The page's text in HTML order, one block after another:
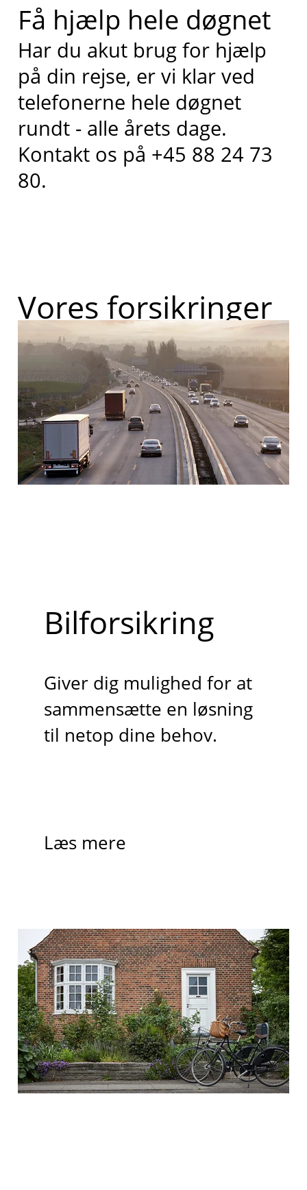
Få hjælp hele døgnet
Har du akut brug for hjælp
på din rejse, er vi klar ved
telefonerne hele døgnet
rundt - alle årets dage.
Kontakt os på +45 88 24 73
80.
Vores forsikringer
Bilforsikring
Giver dig mulighed for at
sammensætte en løsning
til netop dine behov.
Læs mere